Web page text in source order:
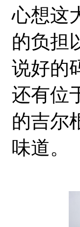
心想这
的负担
说好的
还有位
的吉尔
味道。